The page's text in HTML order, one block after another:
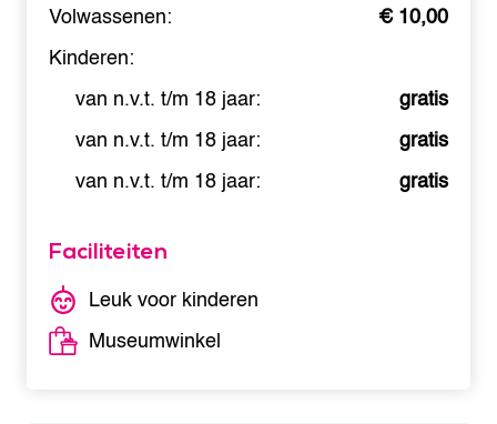
Volwassenen:
€ 10,00
Kinderen:
van n.v.t. t/m 18 jaar:
gratis
van n.v.t. t/m 18 jaar:
gratis
van n.v.t. t/m 18 jaar:
gratis
Faciliteiten
Leuk voor kinderen
Museumwinkel